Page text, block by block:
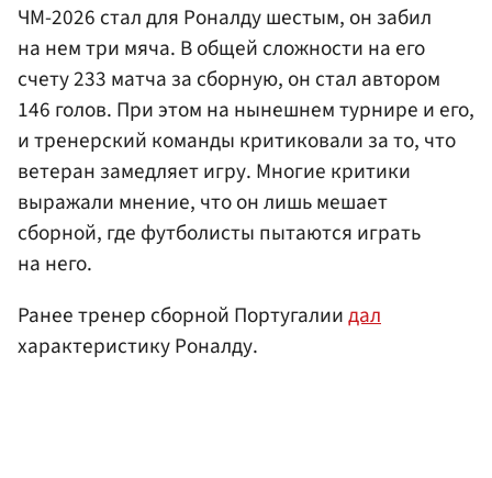
ЧМ-2026 стал для Роналду шестым, он забил
на нем три мяча. В общей сложности на его
счету 233 матча за сборную, он стал автором
146 голов. При этом на нынешнем турнире и его,
и тренерский команды критиковали за то, что
ветеран замедляет игру. Многие критики
выражали мнение, что он лишь мешает
сборной, где футболисты пытаются играть
на него.
Ранее тренер сборной Португалиидал
характеристику Роналду.